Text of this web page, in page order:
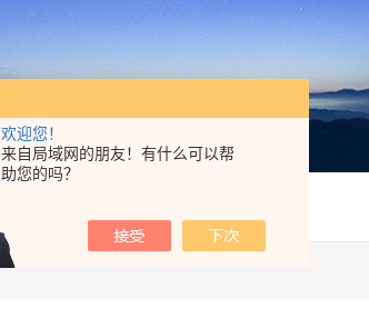
欢迎您！
来自局域网的朋友！有什么可以帮
助您的吗？